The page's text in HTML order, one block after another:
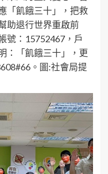
「飢餓三十」，把救
助退行世界重啟前
號：15752467，戶
：「飢餓三十」，更
。圖:社會局提